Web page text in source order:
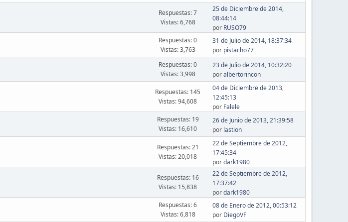
Respuestas: 7
Vistas: 6,768
25 de Diciembre de 2014,
08:44:14
por RUSO79
Respuestas: 0
Vistas: 3,763
31 de Julio de 2014, 18:37:34
por pistacho77
Respuestas: 0
Vistas: 3,998
23 de Julio de 2014, 10:32:20
poralbertorincon
Respuestas: 145
Vistas: 94,608
04 de Diciembre de 2013,
12:45:13
por Falele
Respuestas: 19
Vistas: 16,610
26 de Junio de 2013, 21:39:58
por lastion
Respuestas: 21
Vistas: 20,018
22 de Septiembre de 2012,
17:45:34
pordark1980
Respuestas: 16
Vistas: 15,838
22 de Septiembre de 2012,
17:37:42
pordark1980
Respuestas: 6
Vistas: 6,818
08 de Enero de 2012, 00:53:12
por DiegoVF